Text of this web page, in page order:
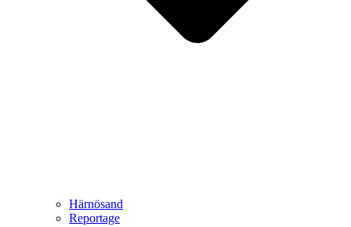
Härnösand
Reportage